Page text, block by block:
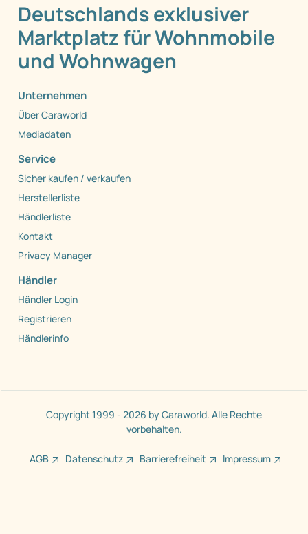
Deutschlands exklusiver
Marktplatz für Wohnmobile
und Wohnwagen
Unternehmen
Über Caraworld
Mediadaten
Service
Sicher kaufen / verkaufen
Herstellerliste
Händlerliste
Kontakt
Privacy Manager
Händler
Händler Login
Registrieren
Händlerinfo
Copyright 1999 - 2026 by Caraworld. Alle Rechte
vorbehalten.
AGB Datenschutz Barrierefreiheit Impressum